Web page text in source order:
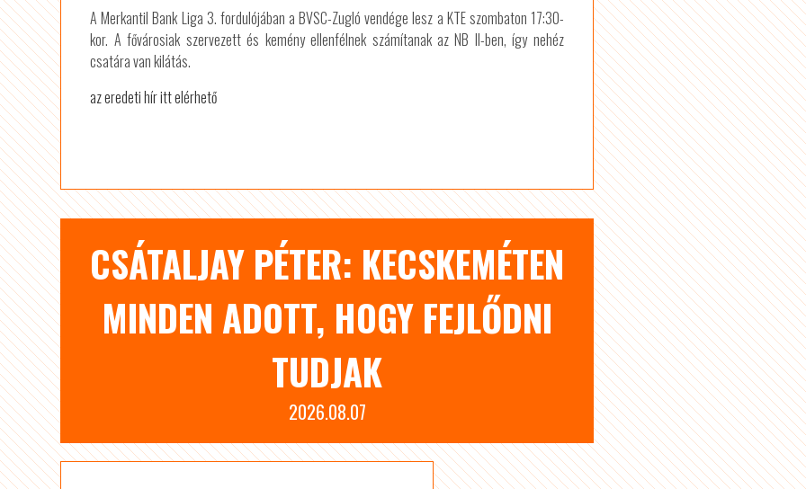
A Merkantil Bank Liga 3. fordulójában a BVSC-Zugló vendége lesz a KTE szombaton 17:30-
kor. A fővárosiak szervezett és kemény ellenfélnek számítanak az NB II-ben, így nehéz
csatára van kilátás.
az eredeti hír itt elérhető
CSÁTALJAY PÉTER: KECSKEMÉTEN
MINDEN ADOTT, HOGY FEJLŐDNI
TUDJAK
2026.08.07